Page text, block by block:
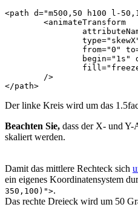
<path d="m500,50 h100 l-
<animateTransform
type=
from="0"
begin="1s"
fill=
/>
</path>
Der linke Kreis wird um das
Beachten Sie, dass der X- und
skaliert werden.
Damit das mittlere Rechteck sich
ein eigenes Koordinatensystem
350,100)">.
Das rechte Dreieck wird um 50